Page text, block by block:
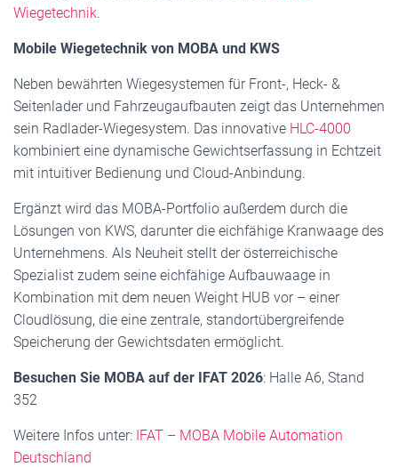
Wiegetechnik.
Mobile Wiegetechnik von MOBA und KWS
Neben bewährten Wiegesystemen für Front-, Heck- &
Seitenlader und Fahrzeugaufbauten zeigt das Unternehmen
sein Radlader-Wiegesystem. Das innovative HLC-4000
kombiniert eine dynamische Gewichtserfassung in Echtzeit
mit intuitiver Bedienung und Cloud-Anbindung.
Ergänzt wird das MOBA-Portfolio außerdem durch die
Lösungen von KWS, darunter die eichfähige Kranwaage des
Unternehmens. Als Neuheit stellt der österreichische
Spezialist zudem seine eichfähige Aufbauwaage in
Kombination mit dem neuen Weight HUB vor – einer
Cloudlösung, die eine zentrale, standortübergreifende
Speicherung der Gewichtsdaten ermöglicht.
Besuchen Sie MOBA auf der IFAT 2026: Halle A6, Stand
352
Weitere Infos unter: IFAT – MOBA Mobile Automation
Deutschland